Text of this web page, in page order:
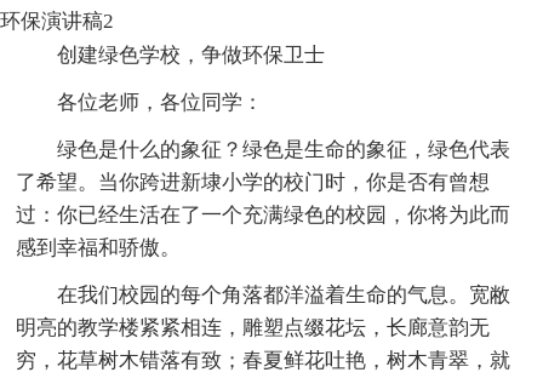
环保演讲稿2
创建绿色学校，争做环保卫士
各位老师，各位同学：
绿色是什么的象征？绿色是生命的象征，绿色代表
了希望。当你跨进新埭小学的校门时，你是否有曾想
过：你已经生活在了一个充满绿色的校园，你将为此而
感到幸福和骄傲。
在我们校园的每个角落都洋溢着生命的气息。宽敝
明亮的教学楼紧紧相连，雕塑点缀花坛，长廊意韵无
穷，花草树木错落有致；春夏鲜花吐艳，树木青翠，就